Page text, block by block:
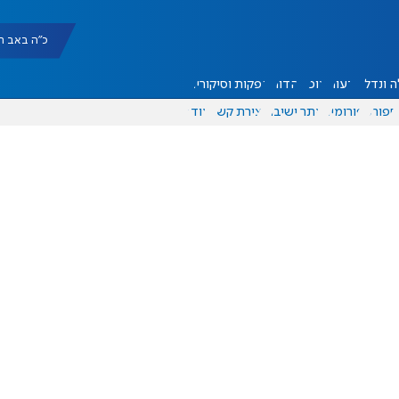
כ"ה באב תשפ"ו
ונדל"ן דעות אוכל יהדות הפקות וסיקורים
ספורט פורומים אתר ישיבה יצירת קשר עוד